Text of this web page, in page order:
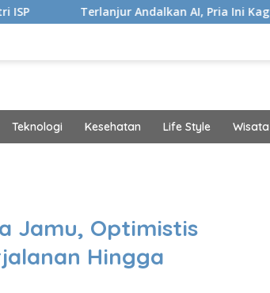
Andalkan AI, Pria Ini Kaget Idap Kanker
Teknologi Kesehatan Life Style Wisata
Jamu, Optimistis
Hingga